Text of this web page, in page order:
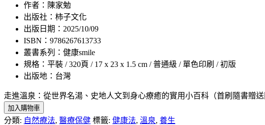
作者：陳家勉
出版社：柿子文化
出版日期：2025/10/09
ISBN：9786267613733
叢書系列：健康smile
規格：平裝 / 320頁 / 17 x 23 x 1.5 cm / 普通級 / 單色印刷 / 初版
出版地：台灣
走進溫泉：從世界名湯、史地人文到身心療癒的實用小百科（首刷隨書贈
加入購物車
分類: 自然療法, 醫療保健 標籤: 健康法, 溫泉, 養生